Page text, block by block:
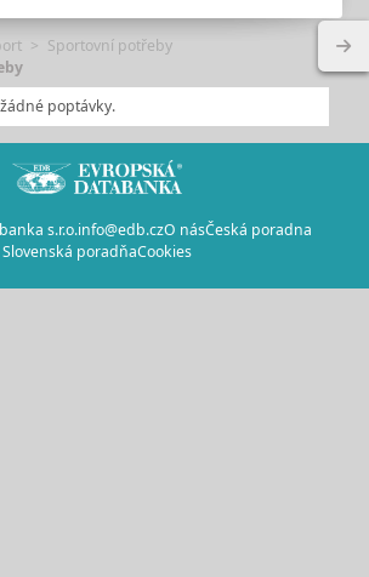
Sportovní potřeby
poptávky.
s.r.o.info@edb.czO násČeská poradna
Slovenská poradňaCookies